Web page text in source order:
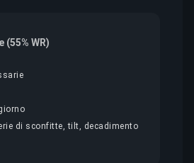
WR)
di sconfitte, tilt, decadimento